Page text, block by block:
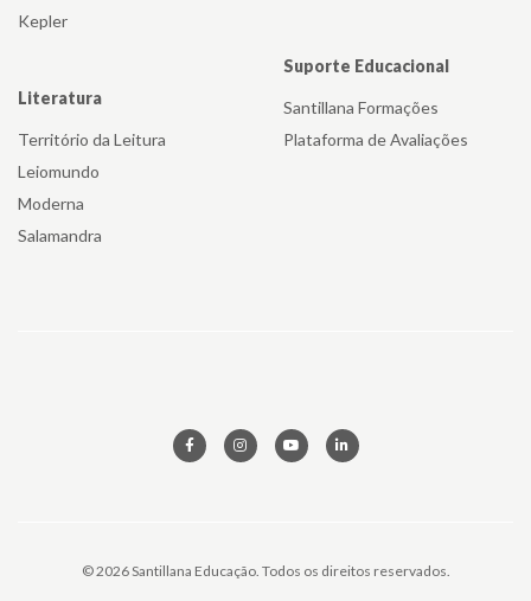
Kepler
Literatura
Território da Leitura
Leiomundo
Moderna
Salamandra
Suporte Educacional
Santillana Formações
Plataforma de Avaliações
© 2026 Santillana Educação. Todos os direitos reservados.